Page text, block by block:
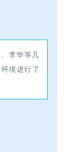
李华等几
境进行了